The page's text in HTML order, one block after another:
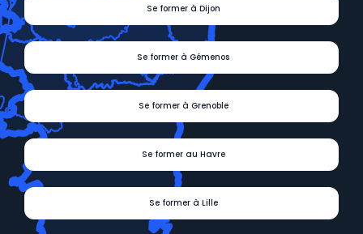
Se former à Dijon
Se former à Gémenos
Se former à Grenoble
Se former au Havre
Se former à Lille